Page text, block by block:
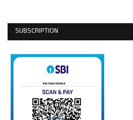
SUBSCRIPTION